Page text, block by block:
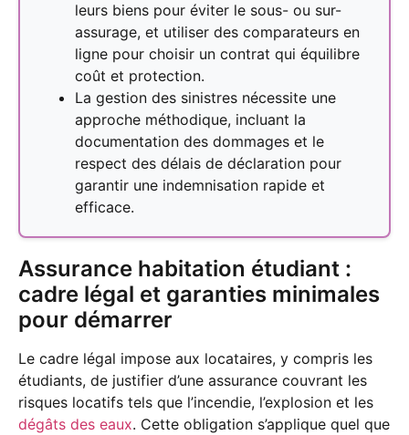
leurs biens pour éviter le sous- ou sur-
assurage, et utiliser des comparateurs en
ligne pour choisir un contrat qui équilibre
coût et protection.
La gestion des sinistres nécessite une
approche méthodique, incluant la
documentation des dommages et le
respect des délais de déclaration pour
garantir une indemnisation rapide et
efficace.
Assurance habitation étudiant :
cadre légal et garanties minimales
pour démarrer
Le cadre légal impose aux locataires, y compris les
étudiants, de justifier d’une assurance couvrant les
risques locatifs tels que l’incendie, l’explosion et les
dégâts des eaux. Cette obligation s’applique quel que